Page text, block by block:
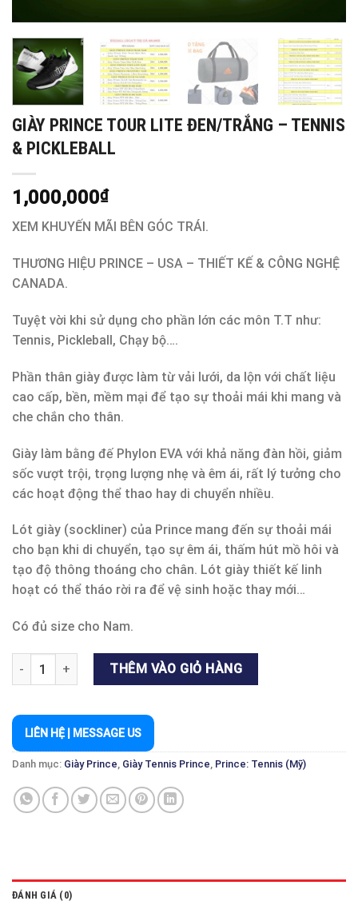
GIÀY PRINCE TOUR LITE ĐEN/TRẮNG – TENNIS
& PICKLEBALL
1,000,000₫
XEM KHUYẾN MÃI BÊN GÓC TRÁI.
THƯƠNG HIỆU PRINCE – USA – THIẾT KẾ & CÔNG NGHỆ
CANADA.
Tuyệt vời khi sử dụng cho phần lớn các môn T.T như:
Tennis, Pickleball, Chạy bộ….
Phần thân giày được làm từ vải lưới, da lộn với chất liệu
cao cấp, bền, mềm mại để tạo sự thoải mái khi mang và
che chắn cho thân.
Giày làm bằng đế Phylon EVA với khả năng đàn hồi, giảm
sốc vượt trội, trọng lượng nhẹ và êm ái, rất lý tưởng cho
các hoạt động thể thao hay di chuyển nhiều.
Lót giày (sockliner) của Prince mang đến sự thoải mái
cho bạn khi di chuyển, tạo sự êm ái, thấm hút mồ hôi và
tạo độ thông thoáng cho chân. Lót giày thiết kế linh
hoạt có thể tháo rời ra để vệ sinh hoặc thay mới…
Có đủ size cho Nam.
GIÀY PRINCE TOUR LITE ĐEN/TRẮNG - TENNIS & PICKLEBALL
THÊM VÀO GIỎ HÀNG
LIÊN HỆ | MESSAGE US
Danh mục: Giày Prince Giày Tennis Prince Prince: Tennis (Mỹ)
ĐÁNH GIÁ (0)